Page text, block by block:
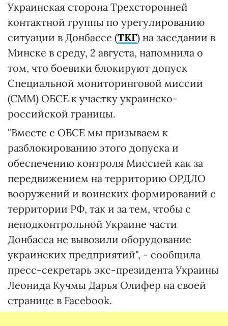
Украинская сторона Трехсторонней
контактной группы по урегулированию
ситуации в Донбассе (ТКГ) на заседании в
Минске в среду, 2 августа, напомнила о
том, что боевики блокируют допуск
Специальной мониторинговой миссии
(СММ) ОБСЕ к участку украинско-
российской границы.
"Вместе с ОБСЕ мы призываем к
разблокированию этого допуска и
обеспечению контроля Миссией как за
передвижением на территорию ОРДЛО
вооружений и воинских формирований с
территории РФ, так и за тем, чтобы с
неподконтрольной Украине части
Донбасса не вывозили оборудование
украинских предприятий", - сообщила
пресс-секретарь экс-президента Украины
Леонида Кучмы Дарья Олифер на своей
странице в Facebook.